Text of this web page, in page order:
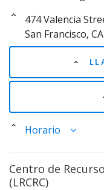
474 Valencia
San Francisco,
Horario
Centro de
(LRCRC)